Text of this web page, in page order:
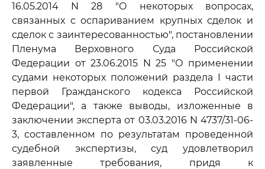
16.05.2014 N 28 "О некоторых вопросах,
связанных с оспариванием крупных сделок и
сделок с заинтересованностью", постановлении
Пленума Верховного Суда Российской
Федерации от 23.06.2015 N 25 "О применении
судами некоторых положений раздела I части
первой Гражданского кодекса Российской
Федерации", а также выводы, изложенные в
заключении эксперта от 03.03.2016 N 4737/31-06-
3, составленном по результатам проведенной
судебной экспертизы, суд удовлетворил
заявленные требования, придя к